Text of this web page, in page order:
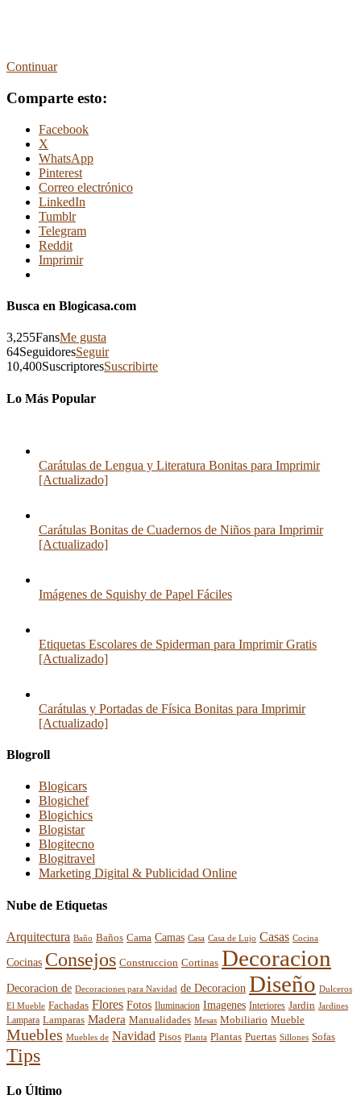
Continuar
Comparte esto:
Facebook
X
WhatsApp
Pinterest
Correo electrónico
LinkedIn
Tumblr
Telegram
Reddit
Imprimir
Busca en Blogicasa.com
3,255FansMe gusta
64SeguidoresSeguir
10,400SuscriptoresSuscribirte
Lo Más Popular
Carátulas de Lengua y Literatura Bonitas para Imprimir
[Actualizado]
Carátulas Bonitas de Cuadernos de Niños para Imprimir
[Actualizado]
Imágenes de Squishy de Papel Fáciles
Etiquetas Escolares de Spiderman para Imprimir Gratis
[Actualizado]
Carátulas y Portadas de Física Bonitas para Imprimir
[Actualizado]
Blogroll
Blogicars
Blogichef
Blogichics
Blogistar
Blogitecno
Blogitravel
Marketing Digital & Publicidad Online
Nube de Etiquetas
Arquitectura Baño Baños Cama Camas Casa Casa de Lujo Casas Cocina
Cocinas Consejos Construccion Cortinas Decoracion
Decoracion de Decoraciones para Navidad de Decoracion Diseño Dulceros
El Mueble Fachadas Flores Fotos Iluminacion Imagenes Interiores Jardin Jardines
Lampara Lamparas Madera Manualidades Mesas Mobiliario Mueble
Muebles Muebles de Navidad Pisos Planta Plantas Puertas Sillones Sofas
Tips
Lo Último